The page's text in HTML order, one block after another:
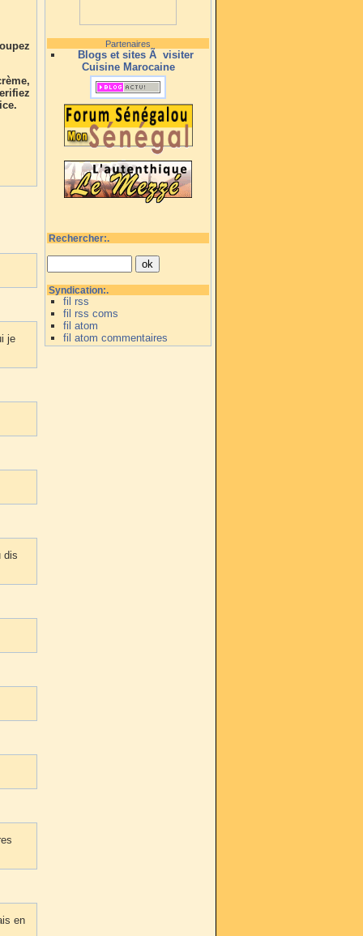
je
dis
en
Partenaires
Blogs et sites Ã visiter
Cuisine Marocaine
Rechercher:.
Syndication:.
fil rss
fil rss coms
fil atom
fil atom commentaires